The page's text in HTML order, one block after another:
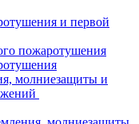
и первой
пожаротушения
молниезащиты и